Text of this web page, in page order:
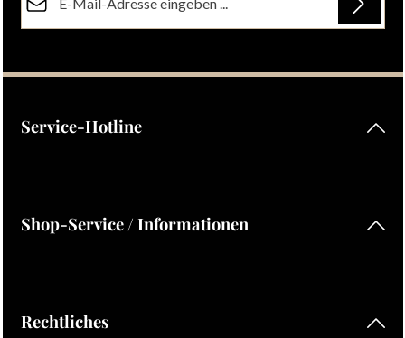
Ich habe dieDatenschutzbestimmungenzur Kenntnis
Service-Hotline
Shop-Service / Informationen
Rechtliches